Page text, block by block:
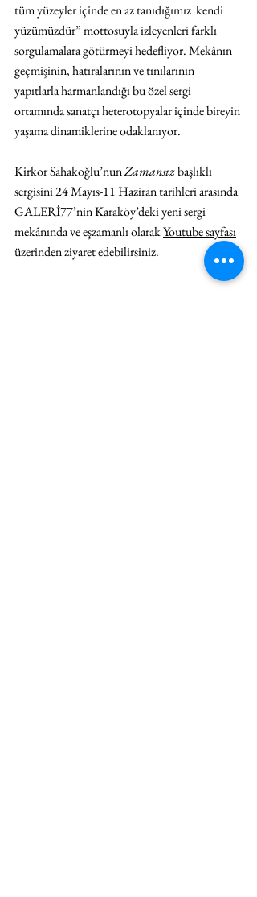
tüm yüzeyler içinde en az tanıdığımız  kendi
yüzümüzdür” mottosuyla izleyenleri farklı
sorgulamalara götürmeyi hedefliyor. Mekânın
geçmişinin, hatıralarının ve tınılarının
yapıtlarla harmanlandığı bu özel sergi
ortamında sanatçı heterotopyalar içinde bireyin
yaşama dinamiklerine odaklanıyor.
Kirkor Sahakoğlu’nun Zamansız başlıklı
sergisini 24 Mayıs-11 Haziran tarihleri arasında
GALERİ77’nin Karaköy’deki yeni sergi
mekânında ve eşzamanlı olarak Youtube sayfası
üzerinden ziyaret edebilirsiniz.